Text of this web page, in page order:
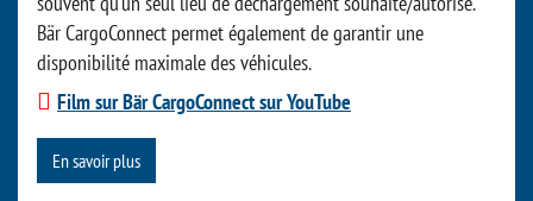
Bär CargoConnect permet également de garantir une
disponibilité maximale des véhicules.
Film sur Bär CargoConnect sur YouTube
En savoir plus